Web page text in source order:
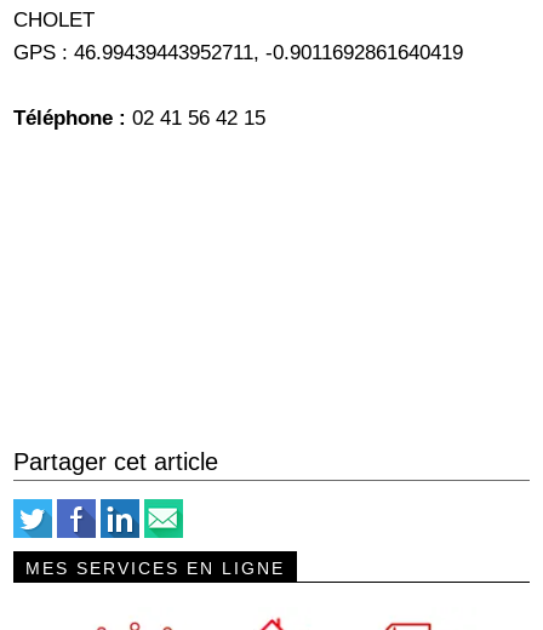
CHOLET
GPS : 46.99439443952711, -0.9011692861640419
Téléphone :02 41 56 42 15
Partager cet article
MES SERVICES EN LIGNE